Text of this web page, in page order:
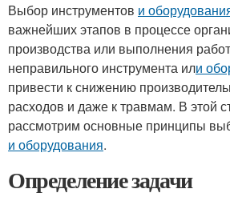
Выбор инструментов и
важнейших этапов в процессе
производства или выполнения
неправильного инструмента или
привести к снижению
расходов и даже к травмам. В этой
рассмотрим основные принципы
и оборудования.
Определение задачи